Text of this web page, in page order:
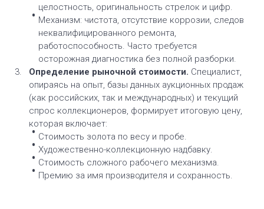
целостность, оригинальность стрелок и цифр.
Механизм: чистота, отсутствие коррозии, следов
неквалифицированного ремонта,
работоспособность. Часто требуется
осторожная диагностика без полной разборки.
Определение рыночной стоимости. Специалист,
опираясь на опыт, базы данных аукционных продаж
(как российских, так и международных) и текущий
спрос коллекционеров, формирует итоговую цену,
которая включает:
Стоимость золота по весу и пробе.
Художественно-коллекционную надбавку.
Стоимость сложного рабочего механизма.
Премию за имя производителя и сохранность.